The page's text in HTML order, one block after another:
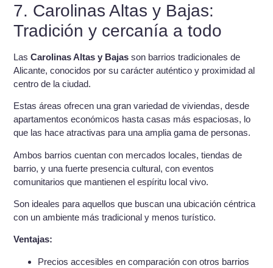
7. Carolinas Altas y Bajas:
Tradición y cercanía a todo
LasCarolinas Altas y Bajas son barrios tradicionales de
Alicante, conocidos por su carácter auténtico y proximidad al
centro de la ciudad.
Estas áreas ofrecen una gran variedad de viviendas, desde
apartamentos económicos hasta casas más espaciosas, lo
que las hace atractivas para una amplia gama de personas.
Ambos barrios cuentan con mercados locales, tiendas de
barrio, y una fuerte presencia cultural, con eventos
comunitarios que mantienen el espíritu local vivo.
Son ideales para aquellos que buscan una ubicación céntrica
con un ambiente más tradicional y menos turístico.
Ventajas:
Precios accesibles en comparación con otros barrios